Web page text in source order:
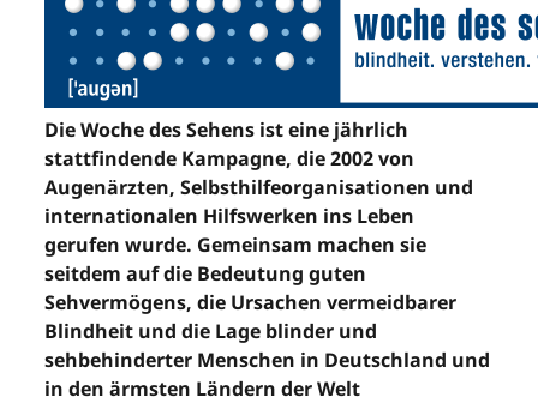
Die Woche des Sehens ist eine jährlich
stattfindende Kampagne, die 2002 von
Augenärzten, Selbsthilfeorganisationen und
internationalen Hilfswerken ins Leben
gerufen wurde. Gemeinsam machen sie
seitdem auf die Bedeutung guten
Sehvermögens, die Ursachen vermeidbarer
Blindheit und die Lage blinder und
sehbehinderter Menschen in Deutschland und
in den ärmsten Ländern der Welt